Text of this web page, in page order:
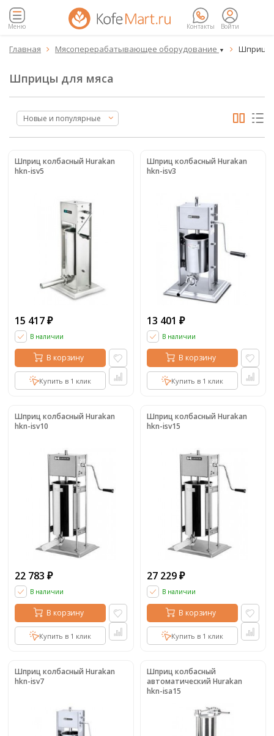
Меню Контакты Войти
Главная  Мясоперерабатывающее оборудование ▼  Шприцы
Шприцы для мяса
Новые и популярные
Шприц колбасный Hurakan
hkn-isv5
15 417 ₽
В наличии
В корзину
Купить в 1 клик
Шприц колбасный Hurakan
hkn-isv3
13 401 ₽
В наличии
В корзину
Купить в 1 клик
Шприц колбасный Hurakan
hkn-isv10
22 783 ₽
В наличии
В корзину
Купить в 1 клик
Шприц колбасный Hurakan
hkn-isv15
27 229 ₽
В наличии
В корзину
Купить в 1 клик
Шприц колбасный Hurakan
hkn-isv7
Шприц колбасный
автоматический Hurakan
hkn-isa15